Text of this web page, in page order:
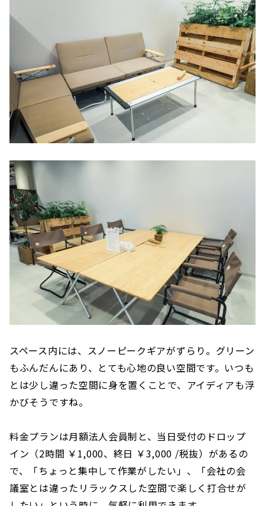
スペース内には、スノーピークギアがずらり。グリーン
もふんだんにあり、とても心地の良い空間です。いつも
とは少し違った空間に身を置くことで、アイディアも浮
かびそうですね。
料金プランは月額法人会員制と、当日受付のドロップ
イン（2時間 ￥1,000、終日 ￥3,000 /税抜）があるの
で、「ちょっと集中して作業がしたい」、「会社の会
議室とは違ったリラックスした空間で楽しく打合せが